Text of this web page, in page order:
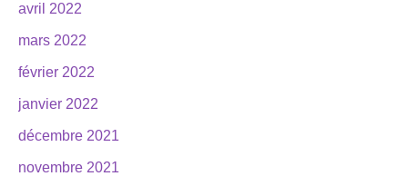
avril 2022
mars 2022
février 2022
janvier 2022
décembre 2021
novembre 2021